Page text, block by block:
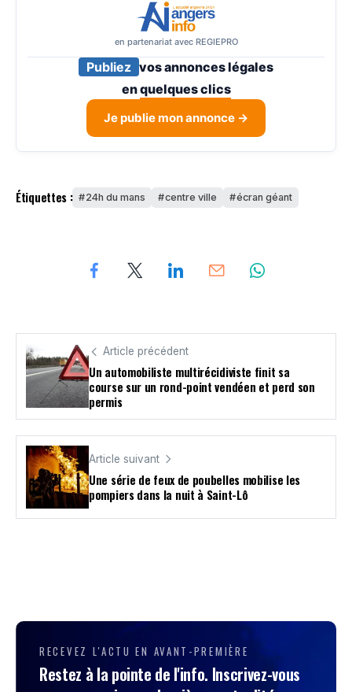
en partenariat avec REGIEPRO
Publiez vos annonces légales
enquelques clics
Je publie mon annonce →
Étiquettes : 24h du mans centre ville écran géant
Article précédent
Un automobiliste multirécidiviste finit sa
course sur un rond-point vendéen et perd son
permis
Article suivant
Une série de feux de poubelles mobilise les
pompiers dans la nuit à Saint-Lô
RECEVEZ L'ACTU EN AVANT-PREMIÈRE
Restez à la pointe de l'info. Inscrivez-vous